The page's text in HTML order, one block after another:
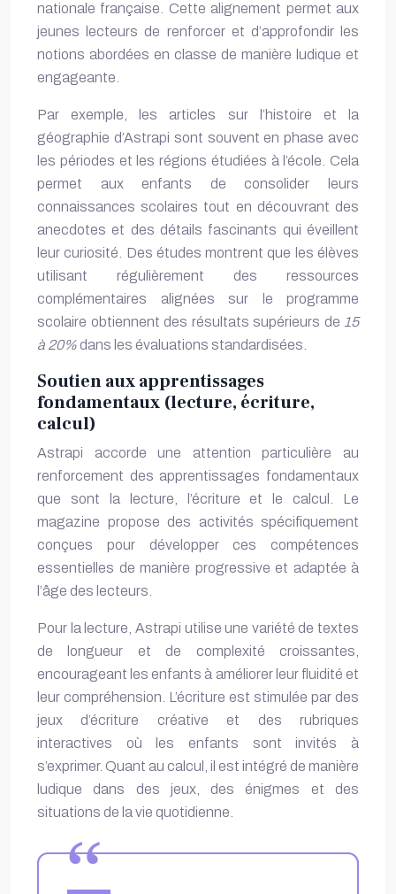
nationale française. Cette alignement permet aux
jeunes lecteurs de renforcer et d’approfondir les
notions abordées en classe de manière ludique et
engageante.
Par exemple, les articles sur l’histoire et la
géographie d’Astrapi sont souvent en phase avec
les périodes et les régions étudiées à l’école. Cela
permet aux enfants de consolider leurs
connaissances scolaires tout en découvrant des
anecdotes et des détails fascinants qui éveillent
leur curiosité. Des études montrent que les élèves
utilisant régulièrement des ressources
complémentaires alignées sur le programme
scolaire obtiennent des résultats supérieurs de 15
à 20%dans les évaluations standardisées.
Soutien aux apprentissages
fondamentaux (lecture, écriture,
calcul)
Astrapi accorde une attention particulière au
renforcement des apprentissages fondamentaux
que sont la lecture, l’écriture et le calcul. Le
magazine propose des activités spécifiquement
conçues pour développer ces compétences
essentielles de manière progressive et adaptée à
l’âge des lecteurs.
Pour la lecture, Astrapi utilise une variété de textes
de longueur et de complexité croissantes,
encourageant les enfants à améliorer leur fluidité et
leur compréhension. L’écriture est stimulée par des
jeux d’écriture créative et des rubriques
interactives où les enfants sont invités à
s’exprimer. Quant au calcul, il est intégré de manière
ludique dans des jeux, des énigmes et des
situations de la vie quotidienne.